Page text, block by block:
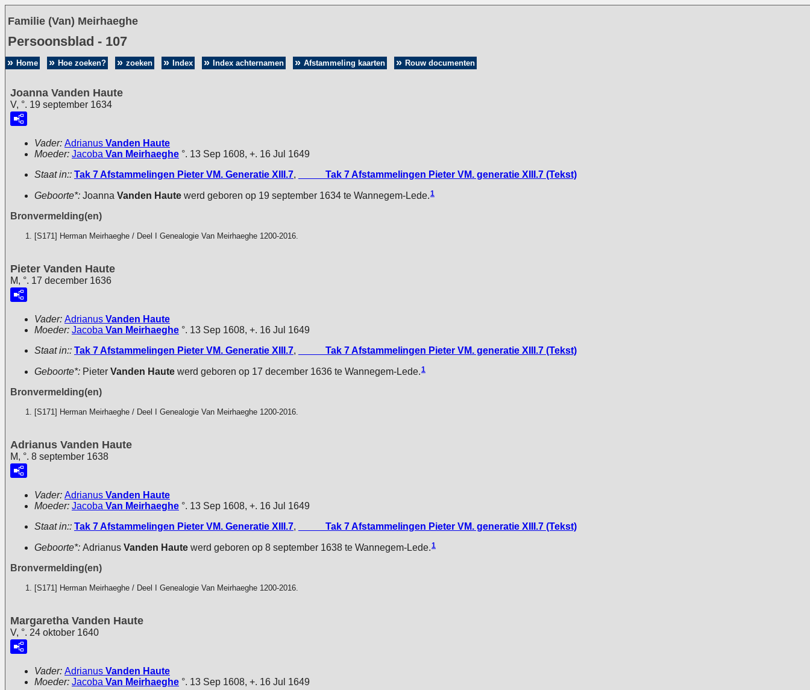
Familie (Van) Meirhaeghe
Persoonsblad - 107
Home Hoe zoeken? zoeken Index Index achternamen Afstammeling kaarten Rouw documenten
Joanna Vanden Haute
V, °. 19 september 1634
Vader: Adrianus Vanden Haute
Moeder: Jacoba Van Meirhaeghe °. 13 Sep 1608, +. 16 Jul 1649
Staat in:: Tak 7 Afstammelingen Pieter VM. Generatie XIII.7, _____Tak 7 Afstammelingen Pieter VM. generatie XIII.7 (Tekst)
Geboorte*: Joanna Vanden Haute werd geboren op 19 september 1634 te Wannegem-Lede.1
Bronvermelding(en)
[S171] Herman Meirhaeghe / Deel I Genealogie Van Meirhaeghe 1200-2016.
Pieter Vanden Haute
M, °. 17 december 1636
Vader: Adrianus Vanden Haute
Moeder: Jacoba Van Meirhaeghe °. 13 Sep 1608, +. 16 Jul 1649
Staat in:: Tak 7 Afstammelingen Pieter VM. Generatie XIII.7, _____Tak 7 Afstammelingen Pieter VM. generatie XIII.7 (Tekst)
Geboorte*: Pieter Vanden Haute werd geboren op 17 december 1636 te Wannegem-Lede.1
Bronvermelding(en)
[S171] Herman Meirhaeghe / Deel I Genealogie Van Meirhaeghe 1200-2016.
Adrianus Vanden Haute
M, °. 8 september 1638
Vader: Adrianus Vanden Haute
Moeder: Jacoba Van Meirhaeghe °. 13 Sep 1608, +. 16 Jul 1649
Staat in:: Tak 7 Afstammelingen Pieter VM. Generatie XIII.7, _____Tak 7 Afstammelingen Pieter VM. generatie XIII.7 (Tekst)
Geboorte*: Adrianus Vanden Haute werd geboren op 8 september 1638 te Wannegem-Lede.1
Bronvermelding(en)
[S171] Herman Meirhaeghe / Deel I Genealogie Van Meirhaeghe 1200-2016.
Margaretha Vanden Haute
V, °. 24 oktober 1640
Vader: Adrianus Vanden Haute
Moeder: Jacoba Van Meirhaeghe °. 13 Sep 1608, +. 16 Jul 1649